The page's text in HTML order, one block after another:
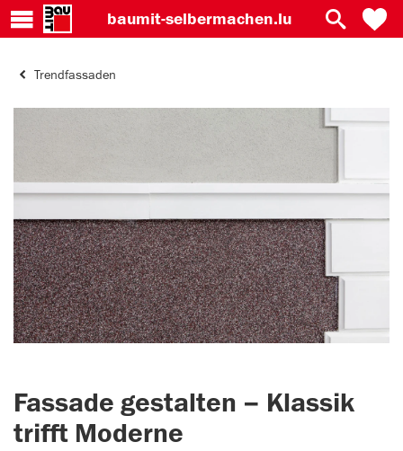
baumit-selbermachen.lu
Trendfassaden
Fassade gestalten – Klassik
trifft Moderne